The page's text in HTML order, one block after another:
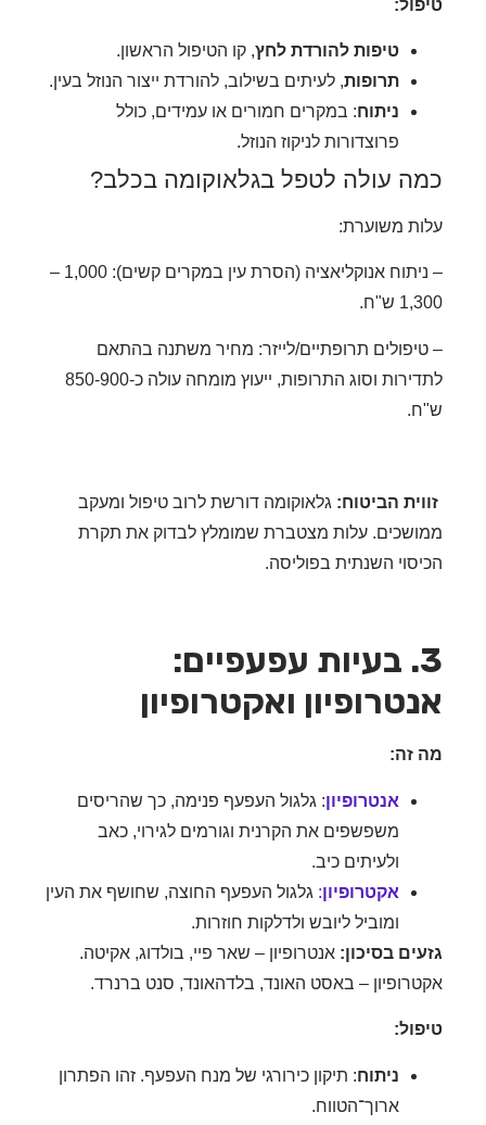
טיפות להורדת לחץ, קו הטיפול הראשון.
תרופות
, לעיתים בשילוב, להורדת ייצור הנוזל בעין.
: במקרים חמורים או עמידים, כולל
פרוצדורות לניקוז הנוזל.
עולה לטפל בגלאוקומה בכלב?
משוערת:
– ניתוח אנוקליאציה (הסרת עין במקרים קשים): 1,000 –
תרופתיים/לייזר: מחיר משתנה בהתאם
לתדירות וסוג התרופות, ייעוץ מומחה עולה כ-850-900
הביטוח: גלאוקומה דורשת לרוב טיפול ומעקב
עלות מצטברת שמומלץ לבדוק את תקרת
השנתית בפוליסה.
3. בעיות עפעפיים:
ואקטרופיון
אנטרופיון: גלגול העפעף פנימה, כך שהריסים
משפשפים את הקרנית וגורמים לגירוי, כאב
ולעיתים כיב.
אקטרופיון:גלגול העפעף החוצה, שחושף את העין
ומוביל ליובש ולדלקות חוזרות.
בסיכון:אנטרופיון – שאר פיי, בולדוג, אקיטה.
– באסט האונד, בלדהאונד, סנט ברנרד.
: תיקון כירורגי של מנח העפעף. זהו הפתרון
ארוך־הטווח.